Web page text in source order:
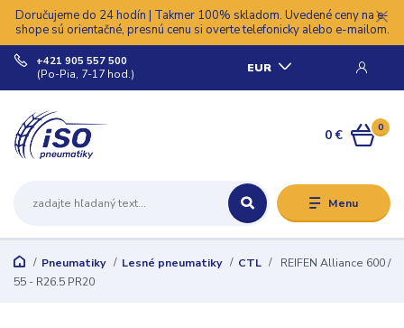
Doručujeme do 24 hodín | Takmer 100% skladom. Uvedené ceny na e-
shope sú orientačné, presnú cenu si overte telefonicky alebo e-mailom.
Menu
EUR
+421 905 557 500
(Po-Pia, 7-17 hod.)
0
0 €
Pneumatiky Lesné pneumatiky CTL
REIFEN Alliance 600 /
55 - R26.5 PR20